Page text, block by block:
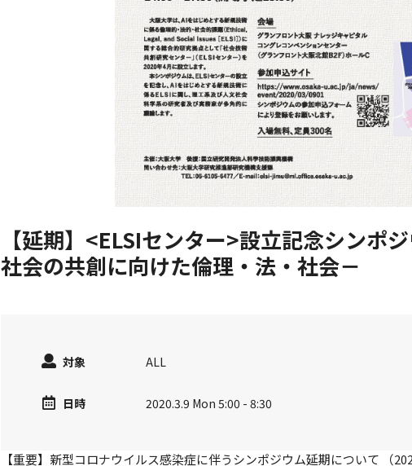
【延期】<ELSIセンター>設立記念シンポ
社会の共創に向けた倫理・法・社会－
対象 ALL
日時 2020.3.9 Mon 5:00 - 8:30
【重要】新型コロナウイルス感染症に伴うシンポジウム延期について （
ジウム 「世界の課題
解決に貢献する大阪大
学の最先端研究」
▶︎ 2026.8.10
「LGBTQ+ライ
ラリー」を開催
LGBTQ+関連書
を附属図書館
展示～
Library:
books
at UOsaka
libraries